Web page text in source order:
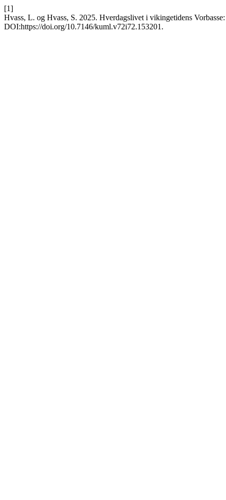
[1]
Hvass, L. og Hvass, S. 2025. Hverdagslivet i vikingetidens
DOI:https://doi.org/10.7146/kuml.v72i72.153201.